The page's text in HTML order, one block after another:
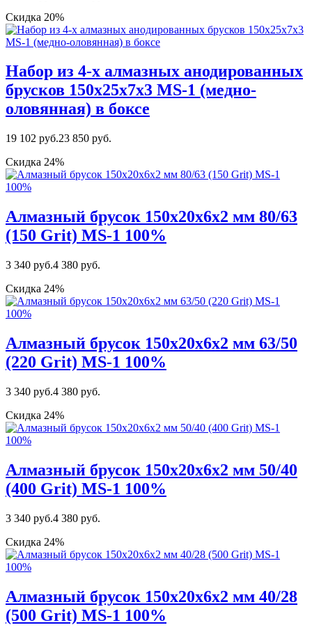
Скидка 20%
Набор из 4-х алмазных анодированных
брусков 150х25х7х3 MS-1 (медно-
оловянная) в боксе
19 102 руб.23 850 руб.
Скидка 24%
Алмазный брусок 150х20х6х2 мм 80/63
(150 Grit) MS-1 100%
3 340 руб.4 380 руб.
Скидка 24%
Алмазный брусок 150х20х6х2 мм 63/50
(220 Grit) MS-1 100%
3 340 руб.4 380 руб.
Скидка 24%
Алмазный брусок 150х20х6х2 мм 50/40
(400 Grit) MS-1 100%
3 340 руб.4 380 руб.
Скидка 24%
Алмазный брусок 150х20х6х2 мм 40/28
(500 Grit) MS-1 100%